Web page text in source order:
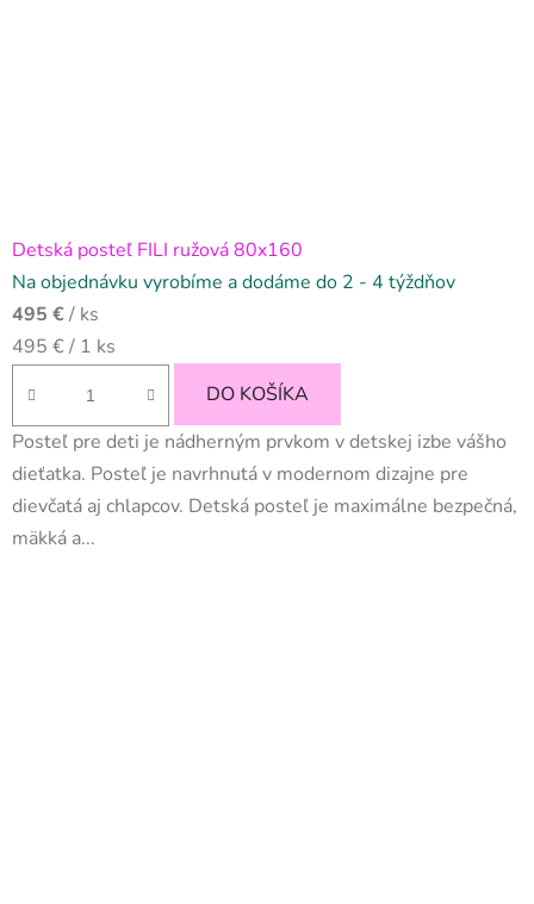
Detská posteľ FILI ružová 80x160
Na objednávku vyrobíme a dodáme do 2 - 4 týždňov
495 €/ ks
Jednotková
495 € / 1 ks
DO KOŠÍKA
Posteľ pre deti je nádherným prvkom v detskej izbe vášho
dieťatka. Posteľ je navrhnutá v modernom dizajne pre
dievčatá aj chlapcov. Detská posteľ je maximálne bezpečná,
mäkká a...